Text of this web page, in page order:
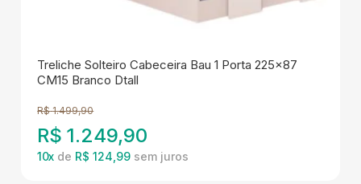
Treliche Solteiro Cabeceira Bau 1 Porta 225x87
CM15 Branco Dtall
R$ 1.499,90
R$ 1.249,90
10x de R$ 124,99